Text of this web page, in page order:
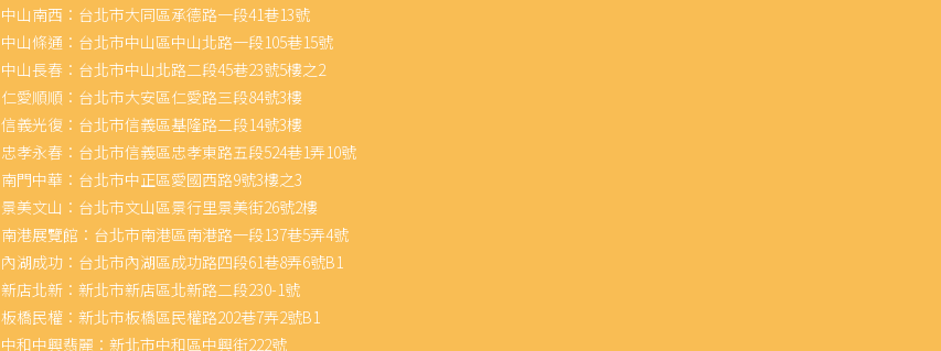
中山南西：台北市大同區承德路一段41巷13號
中山條通：台北市中山區中山北路一段105巷15號
中山長春：台北市中山北路二段45巷23號5樓之2
仁愛順順：台北市大安區仁愛路三段84號3樓
信義光復：台北市信義區基隆路二段14號3樓
忠孝永春：台北市信義區忠孝東路五段524巷1弄10號
南門中華：台北市中正區愛國西路9號3樓之3
景美文山：台北市文山區景行里景美街26號2樓
南港展覽館：台北市南港區南港路一段137巷5弄4號
內湖成功：台北市內湖區成功路四段61巷8弄6號B1
新店北新：新北市新店區北新路二段230-1號
板橋民權：新北市板橋區民權路202巷7弄2號B1
中和中興翡麗：新北市中和區中興街222號